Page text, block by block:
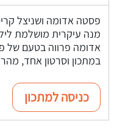
פסטה אדומה ושניצל
מנה עיקרית מושלמת
אדומה פרווה בטעם של
במתכון וסרטון אחד,
כניסה למתכון